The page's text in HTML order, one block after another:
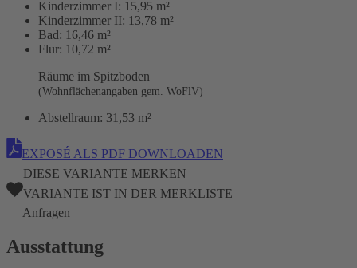
Kinderzimmer I: 15,95 m²
Kinderzimmer II: 13,78 m²
Bad: 16,46 m²
Flur: 10,72 m²
Räume im Spitzboden
(Wohnflächenangaben gem. WoFlV)
Abstellraum: 31,53 m²
EXPOSÉ ALS PDF DOWNLOADEN
DIESE VARIANTE MERKEN
VARIANTE IST IN DER MERKLISTE
Anfragen
Ausstattung